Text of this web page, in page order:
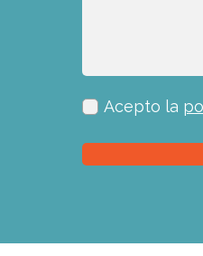
Acepto la